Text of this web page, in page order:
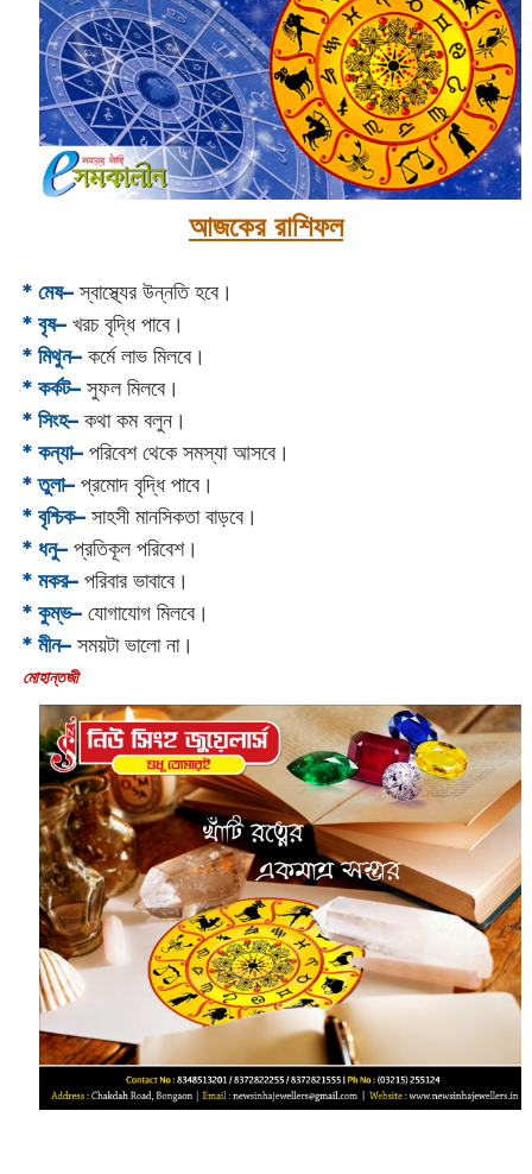
আজকের রাশিফল
* মেষ–স্বাস্থ্যের উন্নতি হবে।
* বৃষ–খরচ বৃদ্ধি পাবে।
* মিথুন–কর্মে লাভ মিলবে।
* কর্কট–সুফল মিলবে।
* সিংহ–কথা কম বলুন।
* কন্যা–পরিবেশ থেকে সমস্যা আসবে।
* তুলা–প্রমোদ বৃদ্ধি পাবে।
* বৃশ্চিক–সাহসী মানসিকতা বাড়বে।
* ধনু–প্রতিকূল পরিবেশ।
* মকর–পরিবার ভাবাবে।‌
* কুম্ভ–যোগাযোগ মিলবে।
* মীন–সময়টা ভালো না।
‌মোহান্তজী‌‌‌‌‌‌‌‌‌‌‌‌‌‌‌‌‌